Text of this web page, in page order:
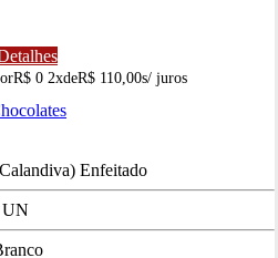
R$ 0 2xdeR$ 110,00s/ juros
Enfeitado
UN